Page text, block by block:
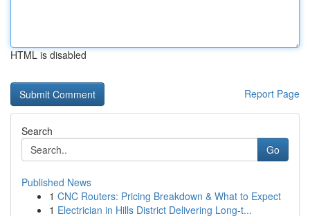
HTML is disabled
Report Page
Search
Go
Published News
1 CNC Routers: Pricing Breakdown & What to Expect
1 Electrician in Hills District Delivering Long-t...